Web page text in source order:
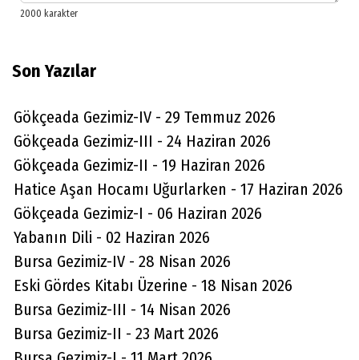
Son Yazılar
Gökçeada Gezimiz-IV - 29 Temmuz 2026
Gökçeada Gezimiz-III - 24 Haziran 2026
Gökçeada Gezimiz-II - 19 Haziran 2026
Hatice Aşan Hocamı Uğurlarken - 17 Haziran 2026
Gökçeada Gezimiz-I - 06 Haziran 2026
Yabanın Dili - 02 Haziran 2026
Bursa Gezimiz-IV - 28 Nisan 2026
Eski Gördes Kitabı Üzerine - 18 Nisan 2026
Bursa Gezimiz-III - 14 Nisan 2026
Bursa Gezimiz-II - 23 Mart 2026